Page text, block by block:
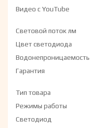
Видео с YouTube
Световой поток лм
Цвет светодиода
Водонепроницаемость
Гарантия
Тип товара
Режимы работы
Светодиод